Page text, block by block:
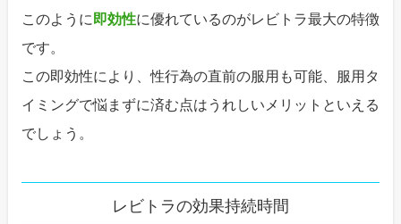
このように 即効性に優れているのがレビトラ最大の特徴
です。
この即効性により、性行為の直前の服用も可能、服用タ
イミングで悩まずに済む点はうれしいメリットといえる
でしょう。
レビトラの効果持続時間